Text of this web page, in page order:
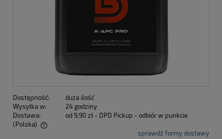
Dostępność:
duża ilość
Wysyłka w:
24 godziny
Dostawa:
od 9,90 zł - DPD Pickup - odbiór w punkcie
(Polska)
Cena nie zawiera ewentualnych kosztów płatnościsprawdź formy dostawy